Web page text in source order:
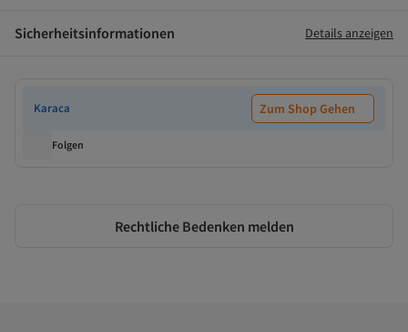
Sicherheitsinformationen Details anzeigen
Karaca Zum Shop Gehen
Folgen
Rechtliche Bedenken melden